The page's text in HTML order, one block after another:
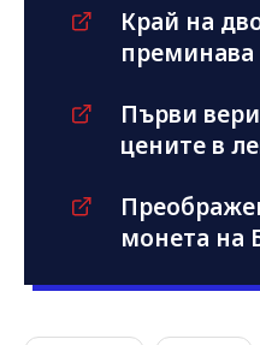
Край на
преминава
Първи
цените в
монета на